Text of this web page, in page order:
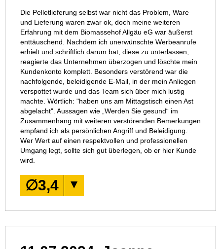
Die Pelletlieferung selbst war nicht das Problem, Ware
und Lieferung waren zwar ok, doch meine weiteren
Erfahrung mit dem Biomassehof Allgäu eG war äußerst
enttäuschend. Nachdem ich unerwünschte Werbeanrufe
erhielt und schriftlich darum bat, diese zu unterlassen,
reagierte das Unternehmen überzogen und löschte mein
Kundenkonto komplett. Besonders verstörend war die
nachfolgende, beleidigende E-Mail, in der mein Anliegen
verspottet wurde und das Team sich über mich lustig
machte. Wörtlich: "haben uns am Mittagstisch einen Ast
abgelacht". Aussagen wie „Werden Sie gesund“ im
Zusammenhang mit weiteren verstörenden Bemerkungen
empfand ich als persönlichen Angriff und Beleidigung.
Wer Wert auf einen respektvollen und professionellen
Umgang legt, sollte sich gut überlegen, ob er hier Kunde
wird.
∅3,4